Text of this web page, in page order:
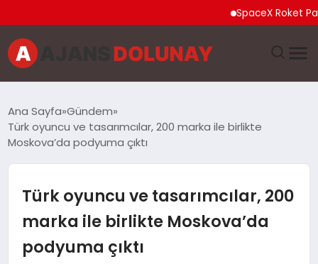
SpaceX Roket
EĞITIM
GÜNCEL
Ana Sayfa Gündem
Türk oyuncu ve tasarımcılar, 200 marka ile birlikte
Moskova’da podyuma çıktı
Türk oyuncu ve tasarımcılar, 200
marka ile birlikte Moskova’da
podyuma çıktı